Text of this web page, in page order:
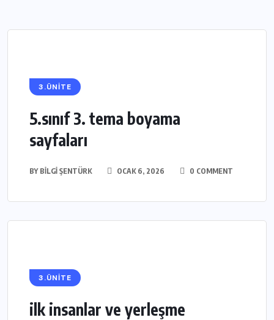
3.ÜNİTE
5.sınıf 3. tema boyama
sayfaları
BY BILGI ŞENTÜRK OCAK 6, 2026 0 COMMENT
3.ÜNİTE
ilk insanlar ve yerleşme